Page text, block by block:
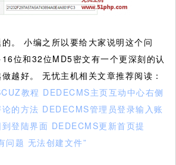
。 小编之所以要给大家说明这个问
位和32位MD5密文有一个更深刻的认
越好。 无忧主机相关文章推荐阅读：
教程 DEDECMS主页互动中心右侧
的方法 DEDECMS管理员登录输入账
登陆界面 DEDECMS更新首页提
问题 无法创建文件”